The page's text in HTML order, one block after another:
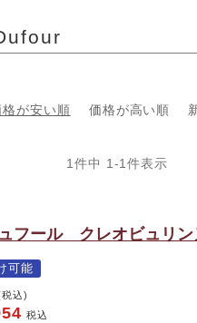
格が安い順 価格が高い順
1 件中 1 -1件表示
ュフール クレオビュリ
可能
込)
税込